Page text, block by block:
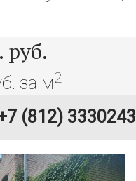
за м2
(812) 3330243